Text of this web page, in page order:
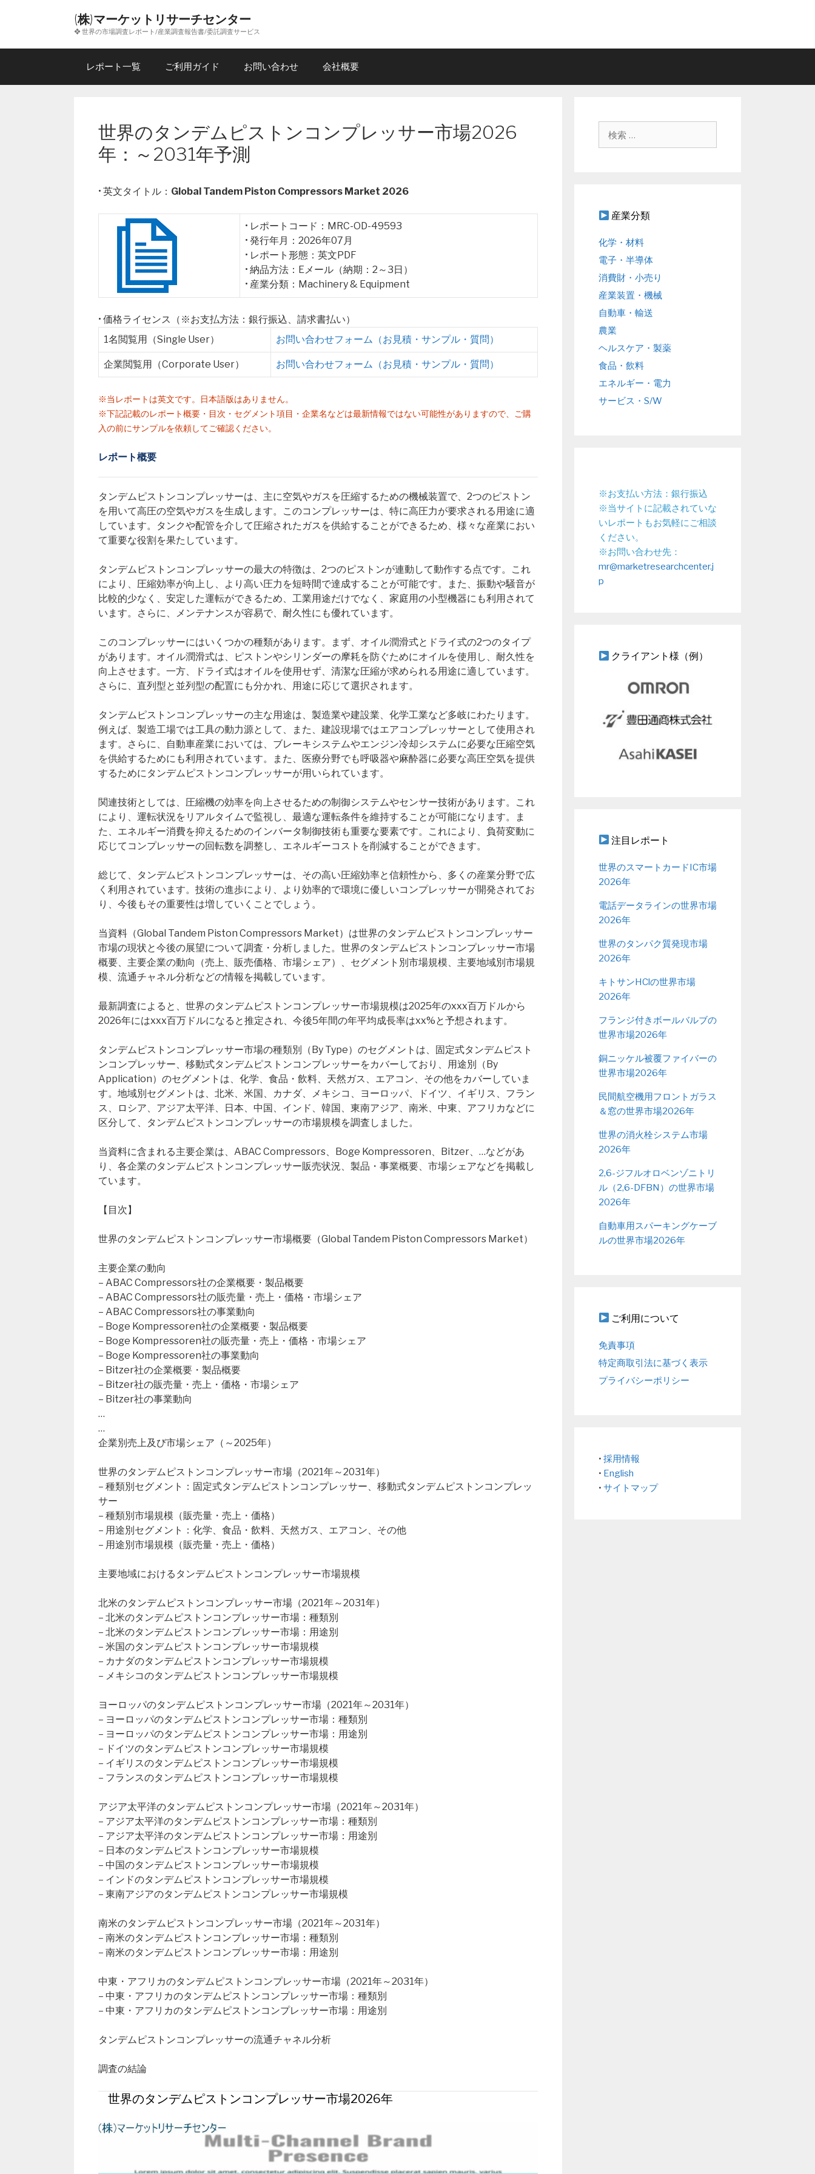
ン
(株)マーケットリサーチセンター
❖ 世界の市場調査レポート/産業調査報告書/委託調査サービス
レポート一覧 ご利用ガイド お問い合わせ 会社概要
世界のタンデムピストンコンプレッサー市場2026
年：～2031年予測
• 英文タイトル： Global Tandem Piston Compressors Market 2026
• レポートコード：MRC-OD-49593
• 発行年月：2026年07月
• レポート形態：英文PDF
• 納品方法：Eメール（納期：2～3日）
• 産業分類：Machinery & Equipment
• 価格ライセンス（※お支払方法：銀行振込、請求書払い）
1名閲覧用（Single User）
お問い合わせフォーム（お見積・サンプル・質問）
企業閲覧用（Corporate User） お問い合わせフォーム（お見積・サンプル・質問）
※当レポートは英文です。日本語版はありません。
※下記記載のレポート概要・目次・セグメント項目・企業名などは最新情報ではない可能性がありますので、ご購
入の前にサンプルを依頼してご確認ください。
レポート概要
タンデムピストンコンプレッサーは、主に空気やガスを圧縮するための機械装置で、2つのピストン
を用いて高圧の空気やガスを生成します。このコンプレッサーは、特に高圧力が要求される用途に適
しています。タンクや配管を介して圧縮されたガスを供給することができるため、様々な産業におい
て重要な役割を果たしています。
タンデムピストンコンプレッサーの最大の特徴は、2つのピストンが連動して動作する点です。これ
により、圧縮効率が向上し、より高い圧力を短時間で達成することが可能です。また、振動や騒音が
比較的少なく、安定した運転ができるため、工業用途だけでなく、家庭用の小型機器にも利用されて
います。さらに、メンテナンスが容易で、耐久性にも優れています。
このコンプレッサーにはいくつかの種類があります。まず、オイル潤滑式とドライ式の2つのタイプ
があります。オイル潤滑式は、ピストンやシリンダーの摩耗を防ぐためにオイルを使用し、耐久性を
向上させます。一方、ドライ式はオイルを使用せず、清潔な圧縮が求められる用途に適しています。
さらに、直列型と並列型の配置にも分かれ、用途に応じて選択されます。
タンデムピストンコンプレッサーの主な用途は、製造業や建設業、化学工業など多岐にわたります。
例えば、製造工場では工具の動力源として、また、建設現場ではエアコンプレッサーとして使用され
ます。さらに、自動車産業においては、ブレーキシステムやエンジン冷却システムに必要な圧縮空気
を供給するためにも利用されています。また、医療分野でも呼吸器や麻酔器に必要な高圧空気を提供
するためにタンデムピストンコンプレッサーが用いられています。
関連技術としては、圧縮機の効率を向上させるための制御システムやセンサー技術があります。これ
により、運転状況をリアルタイムで監視し、最適な運転条件を維持することが可能になります。ま
た、エネルギー消費を抑えるためのインバータ制御技術も重要な要素です。これにより、負荷変動に
応じてコンプレッサーの回転数を調整し、エネルギーコストを削減することができます。
総じて、タンデムピストンコンプレッサーは、その高い圧縮効率と信頼性から、多くの産業分野で広
く利用されています。技術の進歩により、より効率的で環境に優しいコンプレッサーが開発されてお
り、今後もその重要性は増していくことでしょう。
当資料（Global Tandem Piston Compressors Market）は世界のタンデムピストンコンプレッサー
市場の現状と今後の展望について調査・分析しました。世界のタンデムピストンコンプレッサー市場
概要、主要企業の動向（売上、販売価格、市場シェア）、セグメント別市場規模、主要地域別市場規
模、流通チャネル分析などの情報を掲載しています。
最新調査によると、世界のタンデムピストンコンプレッサー市場規模は2025年のxxx百万ドルから
2026年にはxxx百万ドルになると推定され、今後5年間の年平均成長率はxx%と予想されます。
タンデムピストンコンプレッサー市場の種類別（By Type）のセグメントは、固定式タンデムピスト
ンコンプレッサー、移動式タンデムピストンコンプレッサーをカバーしており、用途別（By
Application）のセグメントは、化学、食品・飲料、天然ガス、エアコン、その他をカバーしていま
す。地域別セグメントは、北米、米国、カナダ、メキシコ、ヨーロッパ、ドイツ、イギリス、フラン
ス、ロシア、アジア太平洋、日本、中国、インド、韓国、東南アジア、南米、中東、アフリカなどに
区分して、タンデムピストンコンプレッサーの市場規模を調査しました。
当資料に含まれる主要企業は、ABAC Compressors、Boge Kompressoren、Bitzer、…などがあ
り、各企業のタンデムピストンコンプレッサー販売状況、製品・事業概要、市場シェアなどを掲載し
ています。
【目次】
世界のタンデムピストンコンプレッサー市場概要（Global Tandem Piston Compressors Market）
主要企業の動向
– ABAC Compressors社の企業概要・製品概要
– ABAC Compressors社の販売量・売上・価格・市場シェア
– ABAC Compressors社の事業動向
– Boge Kompressoren社の企業概要・製品概要
– Boge Kompressoren社の販売量・売上・価格・市場シェア
– Boge Kompressoren社の事業動向
– Bitzer社の企業概要・製品概要
– Bitzer社の販売量・売上・価格・市場シェア
– Bitzer社の事業動向
…
…
企業別売上及び市場シェア（～2025年）
世界のタンデムピストンコンプレッサー市場（2021年～2031年）
– 種類別セグメント：固定式タンデムピストンコンプレッサー、移動式タンデムピストンコンプレッ
サー
– 種類別市場規模（販売量・売上・価格）
– 用途別セグメント：化学、食品・飲料、天然ガス、エアコン、その他
– 用途別市場規模（販売量・売上・価格）
主要地域におけるタンデムピストンコンプレッサー市場規模
北米のタンデムピストンコンプレッサー市場（2021年～2031年）
– 北米のタンデムピストンコンプレッサー市場：種類別
– 北米のタンデムピストンコンプレッサー市場：用途別
– 米国のタンデムピストンコンプレッサー市場規模
– カナダのタンデムピストンコンプレッサー市場規模
– メキシコのタンデムピストンコンプレッサー市場規模
ヨーロッパのタンデムピストンコンプレッサー市場（2021年～2031年）
– ヨーロッパのタンデムピストンコンプレッサー市場：種類別
– ヨーロッパのタンデムピストンコンプレッサー市場：用途別
– ドイツのタンデムピストンコンプレッサー市場規模
– イギリスのタンデムピストンコンプレッサー市場規模
– フランスのタンデムピストンコンプレッサー市場規模
アジア太平洋のタンデムピストンコンプレッサー市場（2021年～2031年）
– アジア太平洋のタンデムピストンコンプレッサー市場：種類別
– アジア太平洋のタンデムピストンコンプレッサー市場：用途別
– 日本のタンデムピストンコンプレッサー市場規模
– 中国のタンデムピストンコンプレッサー市場規模
– インドのタンデムピストンコンプレッサー市場規模
– 東南アジアのタンデムピストンコンプレッサー市場規模
南米のタンデムピストンコンプレッサー市場（2021年～2031年）
– 南米のタンデムピストンコンプレッサー市場：種類別
– 南米のタンデムピストンコンプレッサー市場：用途別
中東・アフリカのタンデムピストンコンプレッサー市場（2021年～2031年）
– 中東・アフリカのタンデムピストンコンプレッサー市場：種類別
– 中東・アフリカのタンデムピストンコンプレッサー市場：用途別
タンデムピストンコンプレッサーの流通チャネル分析
調査の結論
世界のタンデムピストンコンプレッサー市場2026年
産業分類
化学・材料
電子・半導体
消費財・小売り
産業装置・機械
自動車・輸送
農業
ヘルスケア・製薬
食品・飲料
エネルギー・電力
サービス・S/W
※お支払い方法：銀行振込
※当サイトに記載されていな
いレポートもお気軽にご相談
ください。
※お問い合わせ先：
mr@marketresearchcenter.j
p
クライアント様（例）
注目レポート
世界のスマートカードIC市場
2026年
電話データラインの世界市場
2026年
世界のタンパク質発現市場
2026年
キトサンHClの世界市場
2026年
フランジ付きボールバルブの
世界市場2026年
銅ニッケル被覆ファイバーの
世界市場2026年
民間航空機用フロントガラス
＆窓の世界市場2026年
世界の消火栓システム市場
2026年
2,6-ジフルオロベンゾニトリ
ル（2,6-DFBN）の世界市場
2026年
自動車用スパーキングケーブ
ルの世界市場2026年
ご利用について
免責事項
特定商取引法に基づく表示
プライバシーポリシー
• 採用情報
• English
• サイトマップ